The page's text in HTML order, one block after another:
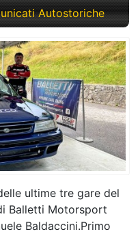
Autostoriche
ultime tre gare del
Balletti Motorsport
Baldaccini.Primo